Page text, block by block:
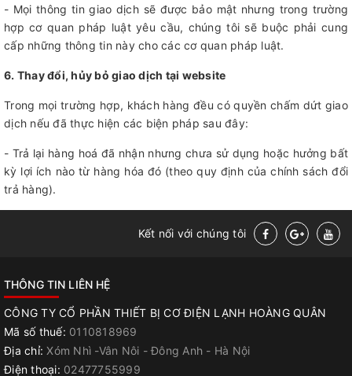
- Mọi thông tin giao dịch sẽ được bảo mật nhưng trong trường
hợp cơ quan pháp luật yêu cầu, chúng tôi sẽ buộc phải cung
cấp những thông tin này cho các cơ quan pháp luật.
6. Thay đổi, hủy bỏ giao dịch tại website
Trong mọi trường hợp, khách hàng đều có quyền chấm dứt giao
dịch nếu đã thực hiện các biện pháp sau đây:
- Trả lại hàng hoá đã nhận nhưng chưa sử dụng hoặc hưởng bất
kỳ lợi ích nào từ hàng hóa đó (theo quy định của chính sách đổi
trả hàng).
Kết nối với chúng tôi
THÔNG TIN LIÊN HỆ
CÔNG TY CỔ PHẦN THIẾT BỊ CƠ ĐIỆN LẠNH HOÀNG QUÂN
Mã số thuế: 0110818969
Địa chỉ: Xóm Nhì -Vân Nôi - Đông Anh - Hà Nội
Điện thoại: 02477755999